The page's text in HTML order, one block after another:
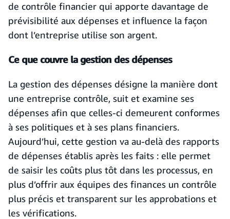
de contrôle financier qui apporte davantage de
prévisibilité aux dépenses et influence la façon
dont l’entreprise utilise son argent.
Ce que couvre la gestion des dépenses
La gestion des dépenses désigne la manière dont
une entreprise contrôle, suit et examine ses
dépenses afin que celles-ci demeurent conformes
à ses politiques et à ses plans financiers.
Aujourd’hui, cette gestion va au-delà des rapports
de dépenses établis après les faits : elle permet
de saisir les coûts plus tôt dans les processus, en
plus d’offrir aux équipes des finances un contrôle
plus précis et transparent sur les approbations et
les vérifications.